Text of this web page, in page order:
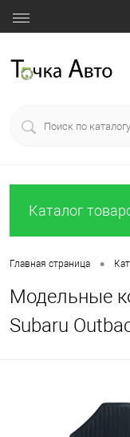
Каталог
Главная страница •
Модельные
Subaru